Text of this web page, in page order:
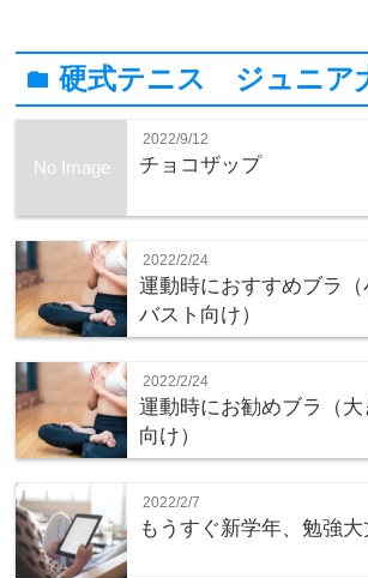
folder硬式テニス ジュニア
No Image
2022/9/12
チョコザップ
2022/2/24
運動時におすすめブラ
バスト向け）
2022/2/24
運動時にお勧めブラ（
向け）
2022/2/7
もうすぐ新学年、勉強大